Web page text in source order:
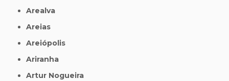
Arealva
Areias
Areiópolis
Ariranha
Artur Nogueira